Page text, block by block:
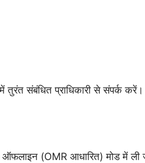
तुरंत संबंधित प्राधिकारी से संपर्क करें।
(OMR आधारित) मोड में